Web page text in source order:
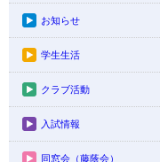
お知らせ
学生生活
クラブ活動
入試情報
同窓会（藤蔭会）